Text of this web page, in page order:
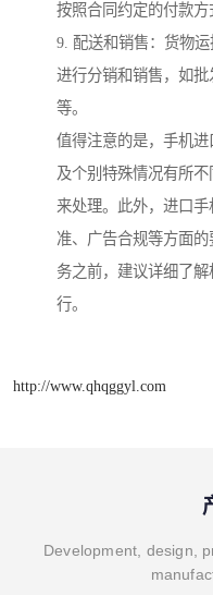
按照合同约定的付款方
9. 配送和销售：货物
进行分销和销售，如
等。
值得注意的是，手机
及个别特殊情况有所
来处理。此外，进口
准、广告合规等方面
务之前，建议详细了
行。
http://www.qhqggyl.com
Development, design,